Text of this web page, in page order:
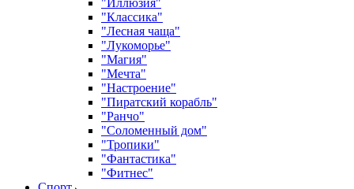
"Иллюзия"
"Классика"
"Лесная чаща"
"Лукоморье"
"Магия"
"Мечта"
"Настроение"
"Пиратский корабль"
"Ранчо"
"Соломенный дом"
"Тропики"
"Фантастика"
"Фитнес"